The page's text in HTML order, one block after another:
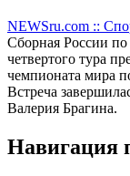
NEWSru.com ::
Сборная России
четвертого тура
чемпионата мира
Встреча
Валерия Брагина.
Навигация